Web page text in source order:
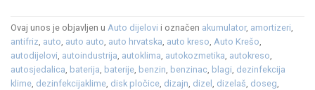
Ovaj unos je objavljen u Auto dijelovi i označen akumulator, amortizeri,
antifriz, auto, auto auto, auto hrvatska, auto kreso, Auto Krešo,
autodijelovi, autoindustrija, autoklima, autokozmetika, autokreso,
autosjedalica, baterija, baterije, benzin, benzinac, blagi, dezinfekcija
klime, dezinfekcijaklime, disk pločice, dizajn, dizel , dizelaš, doseg,